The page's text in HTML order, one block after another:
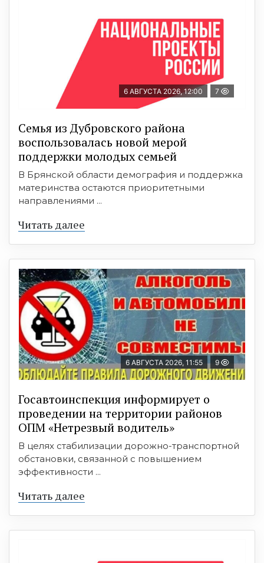
6 АВГУСТА 2026, 12:00 7
Семья из Дубровского района
воспользовалась новой мерой
поддержки молодых семьей
В Брянской области демография и поддержка
материнства остаются приоритетными
направлениями ...
Читать далее
6 АВГУСТА 2026, 11:55 9
Госавтоинспекция информирует о
проведении на территории районов
ОПМ «Нетрезвый водитель»
В целях стабилизации дорожно-транспортной
обстановки, связанной с повышением
эффективности ...
Читать далее